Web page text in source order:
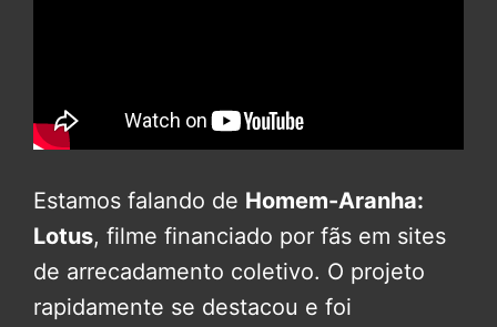
Estamos falando de Homem-Aranha:
Lotus, filme financiado por fãs em sites
de arrecadamento coletivo. O projeto
rapidamente se destacou e foi